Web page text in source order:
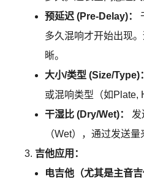
预延迟 (Pre-Delay)：
多久混响才开始出现
晰。
大小/类型 (Size/Type)：
或混响类型（如Plate,
干湿比 (Dry/Wet)：
发
（Wet），通过发送量
吉他应用：
电吉他（尤其是主音吉